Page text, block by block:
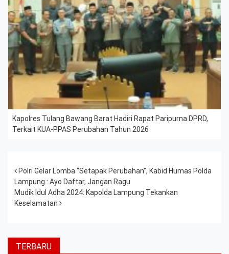
Kapolres Tulang Bawang Barat Hadiri Rapat Paripurna DPRD,
Terkait KUA-PPAS Perubahan Tahun 2026
Post navigation
Polri Gelar Lomba “Setapak Perubahan”, Kabid Humas Polda
Lampung : Ayo Daftar, Jangan Ragu
Mudik Idul Adha 2024: Kapolda Lampung Tekankan
Keselamatan
TERBARU